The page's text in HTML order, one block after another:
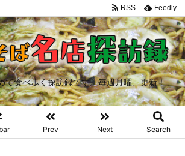
て食べ歩く探訪録です。毎週月曜、更新！
Prev Next Search
RSS Feedly